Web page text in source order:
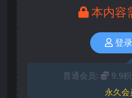
本内容
登
普通会员: 9.9
永久会